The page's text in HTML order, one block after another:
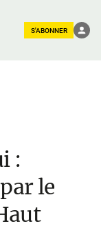
S'ABONNER
:
le